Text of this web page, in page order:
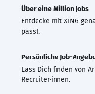
Über eine Million Jobs
Entdecke mit XING
passt.
Persönliche Job-
Lass Dich finden von
Recruiter·innen.